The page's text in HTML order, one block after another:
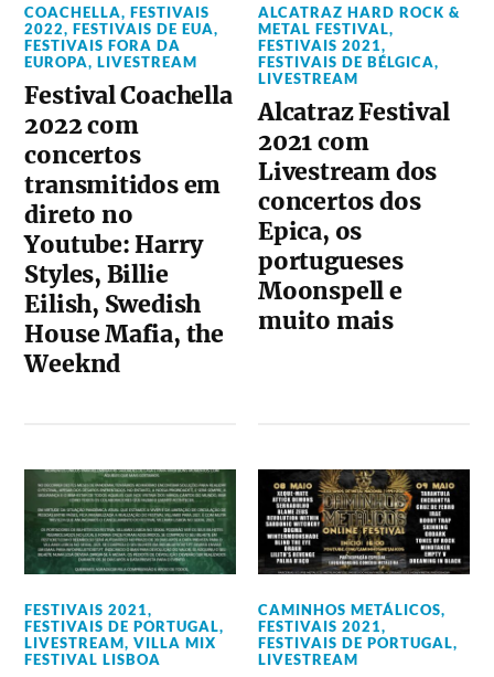
COACHELLA,FESTIVAIS
2022,FESTIVAIS DE EUA,
FESTIVAIS FORA DA
EUROPA,LIVESTREAM
Festival Coachella
2022 com
concertos
transmitidos em
direto no
Youtube: Harry
Styles, Billie
Eilish, Swedish
House Mafia, the
Weeknd
ALCATRAZ HARD ROCK &
METAL FESTIVAL,
FESTIVAIS 2021,
FESTIVAIS DE BÉLGICA,
LIVESTREAM
Alcatraz Festival
2021 com
Livestream dos
concertos dos
Epica, os
portugueses
Moonspell e
muito mais
FESTIVAIS 2021,
FESTIVAIS DE PORTUGAL,
LIVESTREAM,VILLA MIX
FESTIVAL LISBOA
CAMINHOS METÁLICOS,
FESTIVAIS 2021,
FESTIVAIS DE PORTUGAL,
LIVESTREAM